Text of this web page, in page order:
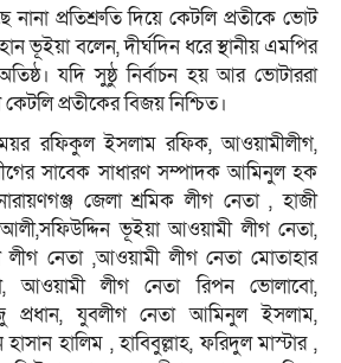
প্রতিশ্রুতি দিয়ে কেটলি প্রতীকে ভোট
ভূইয়া বলেন, দীর্ঘদিন ধরে স্থানীয় এমপির
যদি সুষ্ঠু নির্বাচন হয় আর ভোটাররা
প্রতীকের বিজয় নিশ্চিত।
রফিকুল ইসলাম রফিক, আওয়ামীলীগ,
সাবেক সাধারণ সম্পাদক আমিনুল হক
জেলা শ্রমিক লীগ নেতা , হাজী
ভূইয়া আওয়ামী লীগ নেতা,
নেতা ,আওয়ামী লীগ নেতা মোতাহার
আওয়ামী লীগ নেতা রিপন ভোলাবো,
প্রধান, যুবলীগ নেতা আমিনুল ইসলাম,
হালিম , হাবিবুল্লাহ, ফরিদুল মাস্টার ,